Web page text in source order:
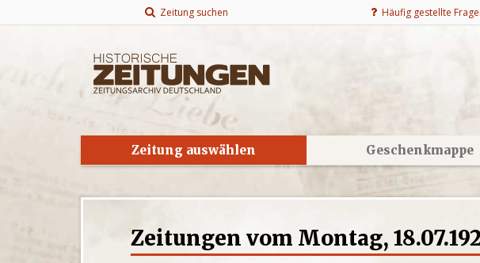
Zeitung suchen Häufig gestellte
Zeitung auswählen Geschenkmappe
Zeitungen vom Montag,